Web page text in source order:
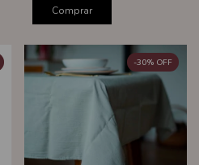
Comprar
-30% OFF